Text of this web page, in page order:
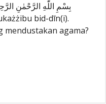
mendustakan agama?